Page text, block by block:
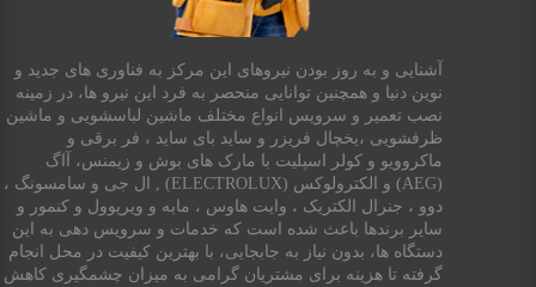
آشنایی و به روز بودن نیروهای این مرکز به فناوری های جدید و
نوین دنیا و همچنین توانایی منحصر به فرد این نیرو ها، در زمینه
نصب تعمیر و سرویس انواع مختلف ماشین لباسشویی و ماشین
ظرفشویی ،یخچال فریزر و ساید بای ساید ، فر برقی و
ماکروویو و کولر اسپلیت با مارک های بوش و زیمنس، آاگ
(AEG) و الکترولوکس (ELECTROLUX) , ال جی و سامسونگ ،
دوو ، جنرال الکتریک ، وایت هاوس ، مابه و ویرپوول و کنمور و
سایر برندها باعث شده است که خدمات و سرویس دهی به این
دستگاه ها، بدون نیاز به جابجایی، با بهترین کیفیت در محل انجام
گرفته تا هزینه برای مشتریان گرامی به میزان چشمگیری کاهش